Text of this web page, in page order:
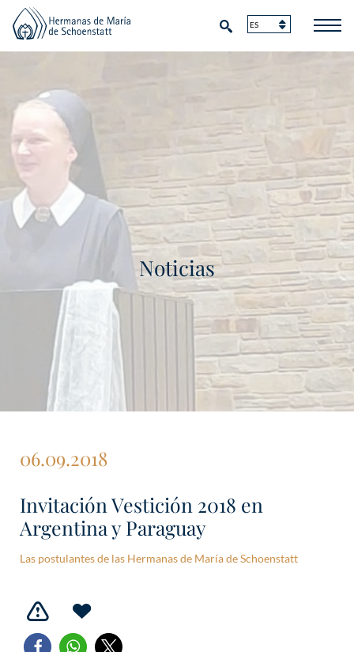
Noticias
06.09.2018
Invitación Vestición 2018 en
Argentina y Paraguay
Las postulantes de las Hermanas de María de Schoenstatt